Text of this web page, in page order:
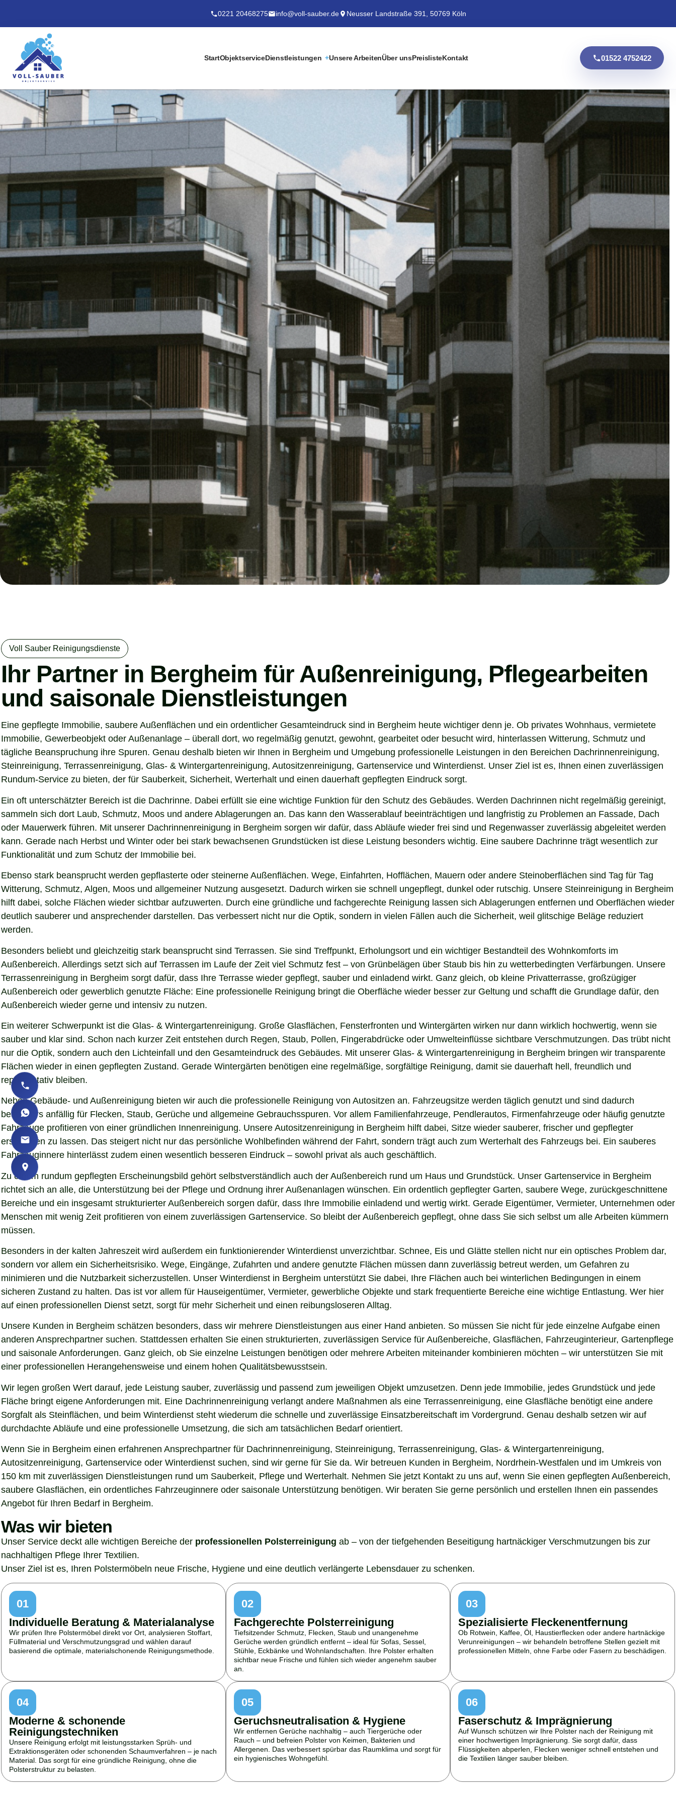
0221 20468275 info@voll-sauber.de Neusser Landstraße 391, 50769 Köln
StartObjektserviceDienstleistungen Unsere ArbeitenÜber unsPreislisteKontakt 01522 4752422
Voll Sauber Reinigungsdienste
Ihr Partner in Bergheim für Außenreinigung, Pflegearbeiten
und saisonale Dienstleistungen
Eine gepflegte Immobilie, saubere Außenflächen und ein ordentlicher Gesamteindruck sind in Bergheim heute wichtiger denn je. Ob privates Wohnhaus, vermietete
Immobilie, Gewerbeobjekt oder Außenanlage – überall dort, wo regelmäßig genutzt, gewohnt, gearbeitet oder besucht wird, hinterlassen Witterung, Schmutz und
tägliche Beanspruchung ihre Spuren. Genau deshalb bieten wir Ihnen in Bergheim und Umgebung professionelle Leistungen in den Bereichen Dachrinnenreinigung,
Steinreinigung, Terrassenreinigung, Glas- & Wintergartenreinigung, Autositzenreinigung, Gartenservice und Winterdienst. Unser Ziel ist es, Ihnen einen zuverlässigen
Rundum-Service zu bieten, der für Sauberkeit, Sicherheit, Werterhalt und einen dauerhaft gepflegten Eindruck sorgt.
Ein oft unterschätzter Bereich ist die Dachrinne. Dabei erfüllt sie eine wichtige Funktion für den Schutz des Gebäudes. Werden Dachrinnen nicht regelmäßig gereinigt,
sammeln sich dort Laub, Schmutz, Moos und andere Ablagerungen an. Das kann den Wasserablauf beeinträchtigen und langfristig zu Problemen an Fassade, Dach
oder Mauerwerk führen. Mit unserer Dachrinnenreinigung in Bergheim sorgen wir dafür, dass Abläufe wieder frei sind und Regenwasser zuverlässig abgeleitet werden
kann. Gerade nach Herbst und Winter oder bei stark bewachsenen Grundstücken ist diese Leistung besonders wichtig. Eine saubere Dachrinne trägt wesentlich zur
Funktionalität und zum Schutz der Immobilie bei.
Ebenso stark beansprucht werden gepflasterte oder steinerne Außenflächen. Wege, Einfahrten, Hofflächen, Mauern oder andere Steinoberflächen sind Tag für Tag
Witterung, Schmutz, Algen, Moos und allgemeiner Nutzung ausgesetzt. Dadurch wirken sie schnell ungepflegt, dunkel oder rutschig. Unsere Steinreinigung in Bergheim
hilft dabei, solche Flächen wieder sichtbar aufzuwerten. Durch eine gründliche und fachgerechte Reinigung lassen sich Ablagerungen entfernen und Oberflächen wieder
deutlich sauberer und ansprechender darstellen. Das verbessert nicht nur die Optik, sondern in vielen Fällen auch die Sicherheit, weil glitschige Beläge reduziert
werden.
Besonders beliebt und gleichzeitig stark beansprucht sind Terrassen. Sie sind Treffpunkt, Erholungsort und ein wichtiger Bestandteil des Wohnkomforts im
Außenbereich. Allerdings setzt sich auf Terrassen im Laufe der Zeit viel Schmutz fest – von Grünbelägen über Staub bis hin zu wetterbedingten Verfärbungen. Unsere
Terrassenreinigung in Bergheim sorgt dafür, dass Ihre Terrasse wieder gepflegt, sauber und einladend wirkt. Ganz gleich, ob kleine Privatterrasse, großzügiger
Außenbereich oder gewerblich genutzte Fläche: Eine professionelle Reinigung bringt die Oberfläche wieder besser zur Geltung und schafft die Grundlage dafür, den
Außenbereich wieder gerne und intensiv zu nutzen.
Ein weiterer Schwerpunkt ist die Glas- & Wintergartenreinigung. Große Glasflächen, Fensterfronten und Wintergärten wirken nur dann wirklich hochwertig, wenn sie
sauber und klar sind. Schon nach kurzer Zeit entstehen durch Regen, Staub, Pollen, Fingerabdrücke oder Umwelteinflüsse sichtbare Verschmutzungen. Das trübt nicht
nur die Optik, sondern auch den Lichteinfall und den Gesamteindruck des Gebäudes. Mit unserer Glas- & Wintergartenreinigung in Bergheim bringen wir transparente
Flächen wieder in einen gepflegten Zustand. Gerade Wintergärten benötigen eine regelmäßige, sorgfältige Reinigung, damit sie dauerhaft hell, freundlich und
repräsentativ bleiben.
Neben Gebäude- und Außenreinigung bieten wir auch die professionelle Reinigung von Autositzen an. Fahrzeugsitze werden täglich genutzt und sind dadurch
besonders anfällig für Flecken, Staub, Gerüche und allgemeine Gebrauchsspuren. Vor allem Familienfahrzeuge, Pendlerautos, Firmenfahrzeuge oder häufig genutzte
Fahrzeuge profitieren von einer gründlichen Innenreinigung. Unsere Autositzenreinigung in Bergheim hilft dabei, Sitze wieder sauberer, frischer und gepflegter
erscheinen zu lassen. Das steigert nicht nur das persönliche Wohlbefinden während der Fahrt, sondern trägt auch zum Werterhalt des Fahrzeugs bei. Ein sauberes
Fahrzeuginnere hinterlässt zudem einen wesentlich besseren Eindruck – sowohl privat als auch geschäftlich.
Zu einem rundum gepflegten Erscheinungsbild gehört selbstverständlich auch der Außenbereich rund um Haus und Grundstück. Unser Gartenservice in Bergheim
richtet sich an alle, die Unterstützung bei der Pflege und Ordnung ihrer Außenanlagen wünschen. Ein ordentlich gepflegter Garten, saubere Wege, zurückgeschnittene
Bereiche und ein insgesamt strukturierter Außenbereich sorgen dafür, dass Ihre Immobilie einladend und wertig wirkt. Gerade Eigentümer, Vermieter, Unternehmen oder
Menschen mit wenig Zeit profitieren von einem zuverlässigen Gartenservice. So bleibt der Außenbereich gepflegt, ohne dass Sie sich selbst um alle Arbeiten kümmern
müssen.
Besonders in der kalten Jahreszeit wird außerdem ein funktionierender Winterdienst unverzichtbar. Schnee, Eis und Glätte stellen nicht nur ein optisches Problem dar,
sondern vor allem ein Sicherheitsrisiko. Wege, Eingänge, Zufahrten und andere genutzte Flächen müssen dann zuverlässig betreut werden, um Gefahren zu
minimieren und die Nutzbarkeit sicherzustellen. Unser Winterdienst in Bergheim unterstützt Sie dabei, Ihre Flächen auch bei winterlichen Bedingungen in einem
sicheren Zustand zu halten. Das ist vor allem für Hauseigentümer, Vermieter, gewerbliche Objekte und stark frequentierte Bereiche eine wichtige Entlastung. Wer hier
auf einen professionellen Dienst setzt, sorgt für mehr Sicherheit und einen reibungsloseren Alltag.
Unsere Kunden in Bergheim schätzen besonders, dass wir mehrere Dienstleistungen aus einer Hand anbieten. So müssen Sie nicht für jede einzelne Aufgabe einen
anderen Ansprechpartner suchen. Stattdessen erhalten Sie einen strukturierten, zuverlässigen Service für Außenbereiche, Glasflächen, Fahrzeuginterieur, Gartenpflege
und saisonale Anforderungen. Ganz gleich, ob Sie einzelne Leistungen benötigen oder mehrere Arbeiten miteinander kombinieren möchten – wir unterstützen Sie mit
einer professionellen Herangehensweise und einem hohen Qualitätsbewusstsein.
Wir legen großen Wert darauf, jede Leistung sauber, zuverlässig und passend zum jeweiligen Objekt umzusetzen. Denn jede Immobilie, jedes Grundstück und jede
Fläche bringt eigene Anforderungen mit. Eine Dachrinnenreinigung verlangt andere Maßnahmen als eine Terrassenreinigung, eine Glasfläche benötigt eine andere
Sorgfalt als Steinflächen, und beim Winterdienst steht wiederum die schnelle und zuverlässige Einsatzbereitschaft im Vordergrund. Genau deshalb setzen wir auf
durchdachte Abläufe und eine professionelle Umsetzung, die sich am tatsächlichen Bedarf orientiert.
Wenn Sie in Bergheim einen erfahrenen Ansprechpartner für Dachrinnenreinigung, Steinreinigung, Terrassenreinigung, Glas- & Wintergartenreinigung,
Autositzenreinigung, Gartenservice oder Winterdienst suchen, sind wir gerne für Sie da. Wir betreuen Kunden in Bergheim, Nordrhein-Westfalen und im Umkreis von
150 km mit zuverlässigen Dienstleistungen rund um Sauberkeit, Pflege und Werterhalt. Nehmen Sie jetzt Kontakt zu uns auf, wenn Sie einen gepflegten Außenbereich,
saubere Glasflächen, ein ordentliches Fahrzeuginnere oder saisonale Unterstützung benötigen. Wir beraten Sie gerne persönlich und erstellen Ihnen ein passendes
Angebot für Ihren Bedarf in Bergheim.
Was wir bieten
Unser Service deckt alle wichtigen Bereiche der professionellen Polsterreinigung ab – von der tiefgehenden Beseitigung hartnäckiger Verschmutzungen bis zur
nachhaltigen Pflege Ihrer Textilien.
Unser Ziel ist es, Ihren Polstermöbeln neue Frische, Hygiene und eine deutlich verlängerte Lebensdauer zu schenken.
01
Individuelle Beratung & Materialanalyse
Wir prüfen Ihre Polstermöbel direkt vor Ort, analysieren Stoffart,
Füllmaterial und Verschmutzungsgrad und wählen darauf
basierend die optimale, materialschonende Reinigungsmethode.
02
Fachgerechte Polsterreinigung
Tiefsitzender Schmutz, Flecken, Staub und unangenehme
Gerüche werden gründlich entfernt – ideal für Sofas, Sessel,
Stühle, Eckbänke und Wohnlandschaften. Ihre Polster erhalten
sichtbar neue Frische und fühlen sich wieder angenehm sauber
an.
03
Spezialisierte Fleckenentfernung
Ob Rotwein, Kaffee, Öl, Haustierflecken oder andere hartnäckige
Verunreinigungen – wir behandeln betroffene Stellen gezielt mit
professionellen Mitteln, ohne Farbe oder Fasern zu beschädigen.
04
Moderne & schonende
Reinigungstechniken
Unsere Reinigung erfolgt mit leistungsstarken Sprüh- und
Extraktionsgeräten oder schonenden Schaumverfahren – je nach
Material. Das sorgt für eine gründliche Reinigung, ohne die
Polsterstruktur zu belasten.
05
Geruchsneutralisation & Hygiene
Wir entfernen Gerüche nachhaltig – auch Tiergerüche oder
Rauch – und befreien Polster von Keimen, Bakterien und
Allergenen. Das verbessert spürbar das Raumklima und sorgt für
ein hygienisches Wohngefühl.
06
Faserschutz & Imprägnierung
Auf Wunsch schützen wir Ihre Polster nach der Reinigung mit
einer hochwertigen Imprägnierung. Sie sorgt dafür, dass
Flüssigkeiten abperlen, Flecken weniger schnell entstehen und
die Textilien länger sauber bleiben.